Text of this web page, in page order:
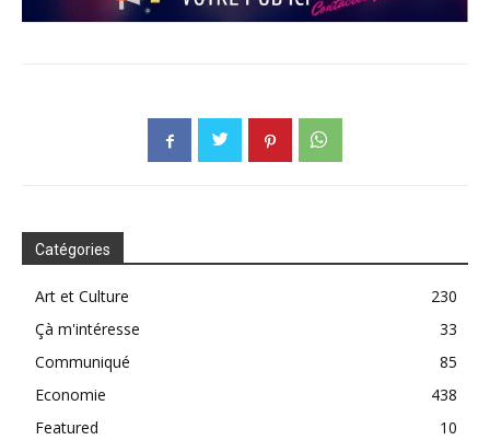
Catégories
Art et Culture
230
Çà m'intéresse
33
Communiqué
85
Economie
438
Featured
10